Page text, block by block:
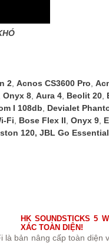
2 Acnos CS3600 Pro
Onyx 8 Aura 4 Beolit 20
I 108db Devialet
Fi Bose Flex II Onyx 9
120, JBL Go
HK SOUNDSTICKS 5
XÁC TOÀN DIỆN!
là bản nâng cấp toàn diện